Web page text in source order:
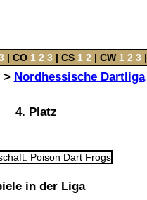
| CO‌ 1 2 3| CS‌ 1 2 | CW‌ 1 2 3‌ |‌
> Nordhessische Dartliga
4. Platz
in der Liga